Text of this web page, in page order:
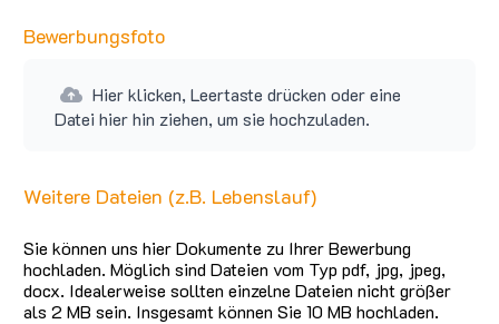
Bewerbungsfoto
Hier klicken, Leertaste drücken oder eine
Datei hier hin ziehen, um sie hochzuladen.
Weitere Dateien (z.B. Lebenslauf)
Sie können uns hier Dokumente zu Ihrer Bewerbung
hochladen. Möglich sind Dateien vom Typ pdf, jpg, jpeg,
docx. Idealerweise sollten einzelne Dateien nicht größer
als 2 MB sein. Insgesamt können Sie 10 MB hochladen.